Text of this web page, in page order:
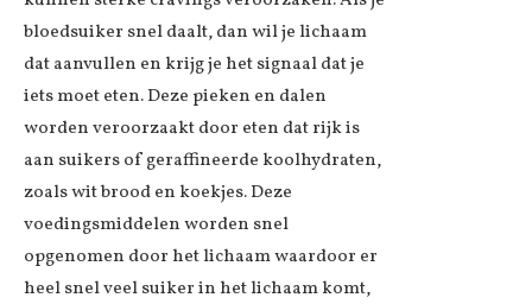
bloedsuiker snel daalt, dan wil je lichaam
dat aanvullen en krijg je het signaal dat je
iets moet eten. Deze pieken en dalen
worden veroorzaakt door eten dat rijk is
aan suikers of geraffineerde koolhydraten,
zoals wit brood en koekjes. Deze
voedingsmiddelen worden snel
opgenomen door het lichaam waardoor er
heel snel veel suiker in het lichaam komt,